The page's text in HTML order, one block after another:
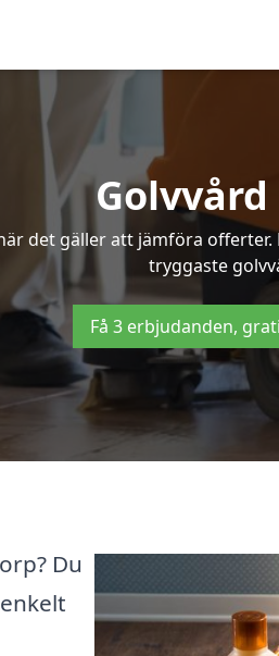
det gäller att jämföra
tryggaste
Få 3 erbjudanden,
Du